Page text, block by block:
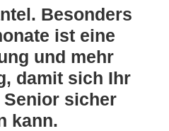
Besonders
ist eine
und mehr
damit sich Ihr
sicher
kann.